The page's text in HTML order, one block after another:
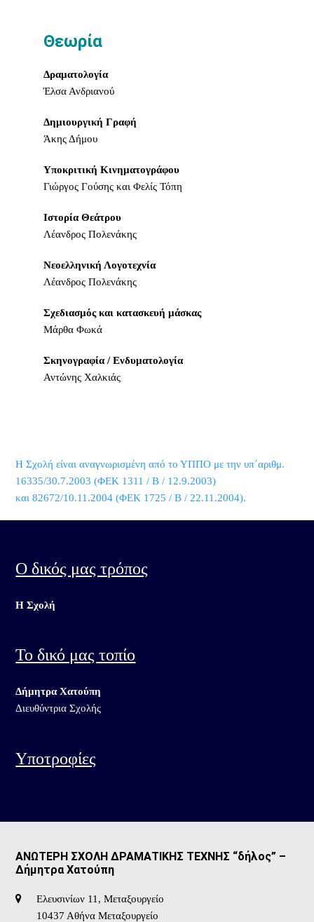
Θεωρία
Δραματολογία
Έλσα Ανδριανού
Δημιουργική Γραφή
Άκης Δήμου
Υποκριτική Κινηματογράφου
Γιώργος Γούσης και Φελίς Τόπη
Ιστορία Θεάτρου
Λέανδρος Πολενάκης
Νεοελληνική Λογοτεχνία
Λέανδρος Πολενάκης
Σχεδιασμός και κατασκευή μάσκας
Μάρθα Φωκά
Σκηνογραφία / Ενδυματολογία
Αντώνης Χαλκιάς
Η Σχολή είναι αναγνωρισμένη από το ΥΠΠΟ με την υπ΄αριθμ.
16335/30.7.2003 (ΦΕΚ 1311 / Β / 12.9.2003)
και 82672/10.11.2004 (ΦΕΚ 1725 / Β / 22.11.2004).
Ο δικός μας τρόπος
Η Σχολή
Το δικό μας τοπίο
Δήμητρα Χατούπη
Διευθύντρια Σχολής
Υποτροφίες
ΑΝΩΤΕΡΗ ΣΧΟΛΗ ΔΡΑΜΑΤΙΚΗΣ ΤΕΧΝΗΣ “δήλος” –
Δήμητρα Χατούπη
Ελευσινίων 11, Μεταξουργείο
10437 Αθήνα Μεταξουργείο